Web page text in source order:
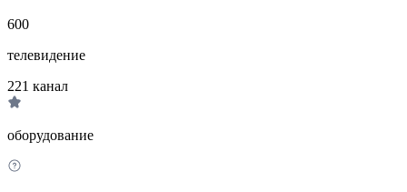
600
телевидение
221 канал
оборудование